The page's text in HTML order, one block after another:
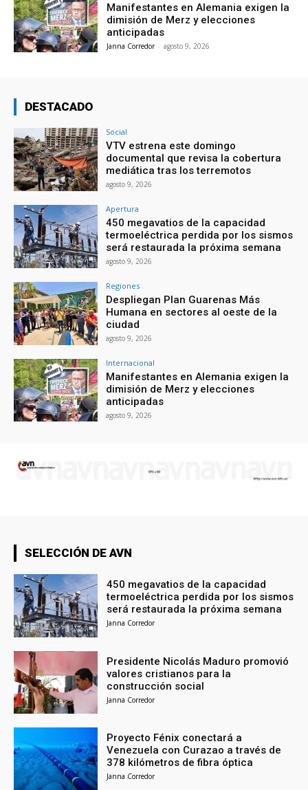
Manifestantes en Alemania exigen la
dimisión de Merz y elecciones
anticipadas
Janna Corredor - agosto 9, 2026
DESTACADO
Social
VTV estrena este domingo
documental que revisa la cobertura
mediática tras los terremotos
agosto 9, 2026
Apertura
450 megavatios de la capacidad
termoeléctrica perdida por los sismos
será restaurada la próxima semana
agosto 9, 2026
Regiones
Despliegan Plan Guarenas Más
Humana en sectores al oeste de la
ciudad
agosto 9, 2026
Internacional
Manifestantes en Alemania exigen la
dimisión de Merz y elecciones
anticipadas
agosto 9, 2026
SELECCIÓN DE AVN
450 megavatios de la capacidad
termoeléctrica perdida por los sismos
será restaurada la próxima semana
Janna Corredor
Presidente Nicolás Maduro promovió
valores cristianos para la
construcción social
Janna Corredor
Proyecto Fénix conectará a
Venezuela con Curazao a través de
378 kilómetros de fibra óptica
Janna Corredor